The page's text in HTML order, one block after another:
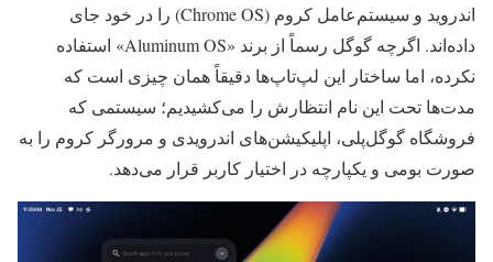
اندروید و سیستم‌عامل کروم (Chrome OS) را در خود جای
داده‌اند. اگرچه گوگل رسماً از برند «Aluminum OS» استفاده
نکرده، اما ساختار این لپ‌تاپ‌ها دقیقاً همان چیزی است که
مدت‌ها تحت این نام انتظارش را می‌کشیدیم؛ سیستمی که
فروشگاه گوگل‌پلی، اپلیکیشن‌های اندرویدی و مرورگر کروم را به
صورت بومی و یکپارچه در اختیار کاربر قرار می‌دهد.